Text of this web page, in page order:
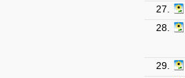
27.
28.
29.